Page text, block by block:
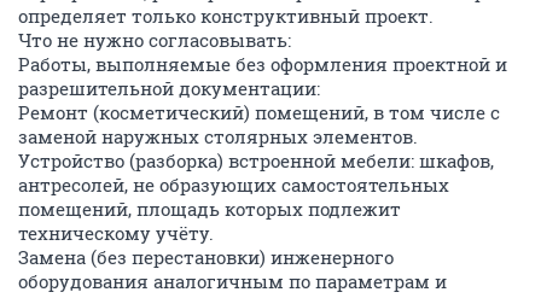
определяет только конструктивный проект.
Что не нужно согласовывать:
Работы, выполняемые без оформления проектной и
разрешительной документации:
Ремонт (косметический) помещений, в том числе с
заменой наружных столярных элементов.
Устройство (разборка) встроенной мебели: шкафов,
антресолей, не образующих самостоятельных
помещений, площадь которых подлежит
техническому учёту.
Замена (без перестановки) инженерного
оборудования аналогичным по параметрам и